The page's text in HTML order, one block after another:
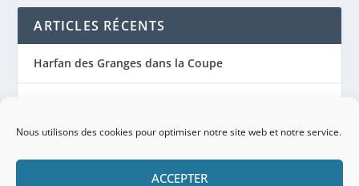
Nous utilisons des cookies pour optimiser notre site web et notre service.
ACCEPTER
ARTICLES RÉCENTS
Harfan des Granges dans la Coupe
Harfan des Granges à nouveau pieds nus
Les forces 2023 pour ADTrotting